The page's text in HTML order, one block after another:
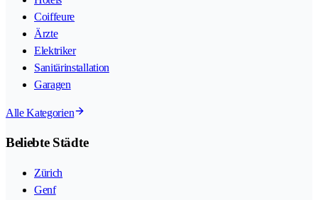
Coiffeure
Ärzte
Elektriker
Sanitärinstallation
Garagen
Alle Kategorien
Beliebte Städte
Zürich
Genf